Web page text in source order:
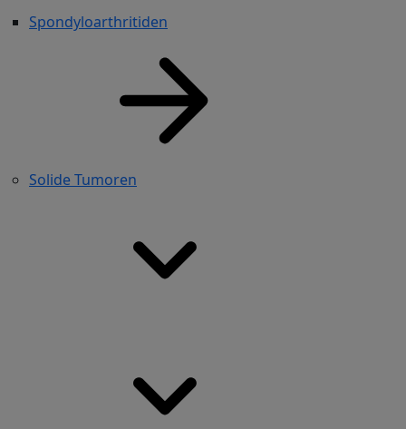
Spondyloarthritiden
Solide Tumoren